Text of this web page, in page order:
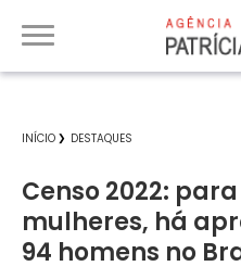
INÍCIO DESTAQUES
Censo 2022:
mulheres, há
94 homens no